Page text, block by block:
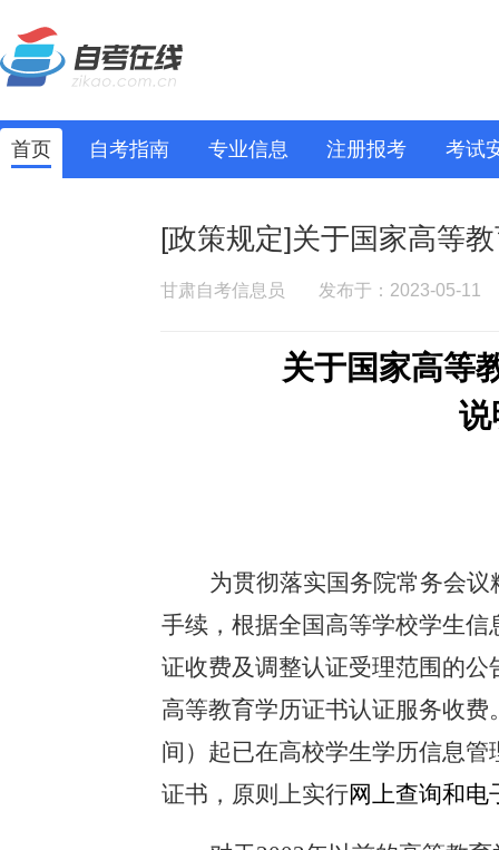
首页 自考指南 专业信息 注册报考 考试
[政策规定]关于国家高等
甘肃自考信息员 发布于：2023-05-11
关于国家高等
说
为贯彻落实国务院常务会
手续，根据全国高等学校学生
证收费及调整认证受理范围的公
高等教育学历证书认证服务收
间）起已在高校学生学历信息
证书，原则上实行网上查询和电